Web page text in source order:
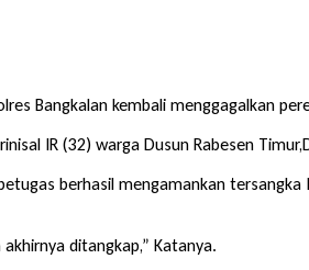
Bangkalan kembali menggagalkan
IR (32) warga Dusun Rabesen
berhasil mengamankan
ditangkap,” Katanya.